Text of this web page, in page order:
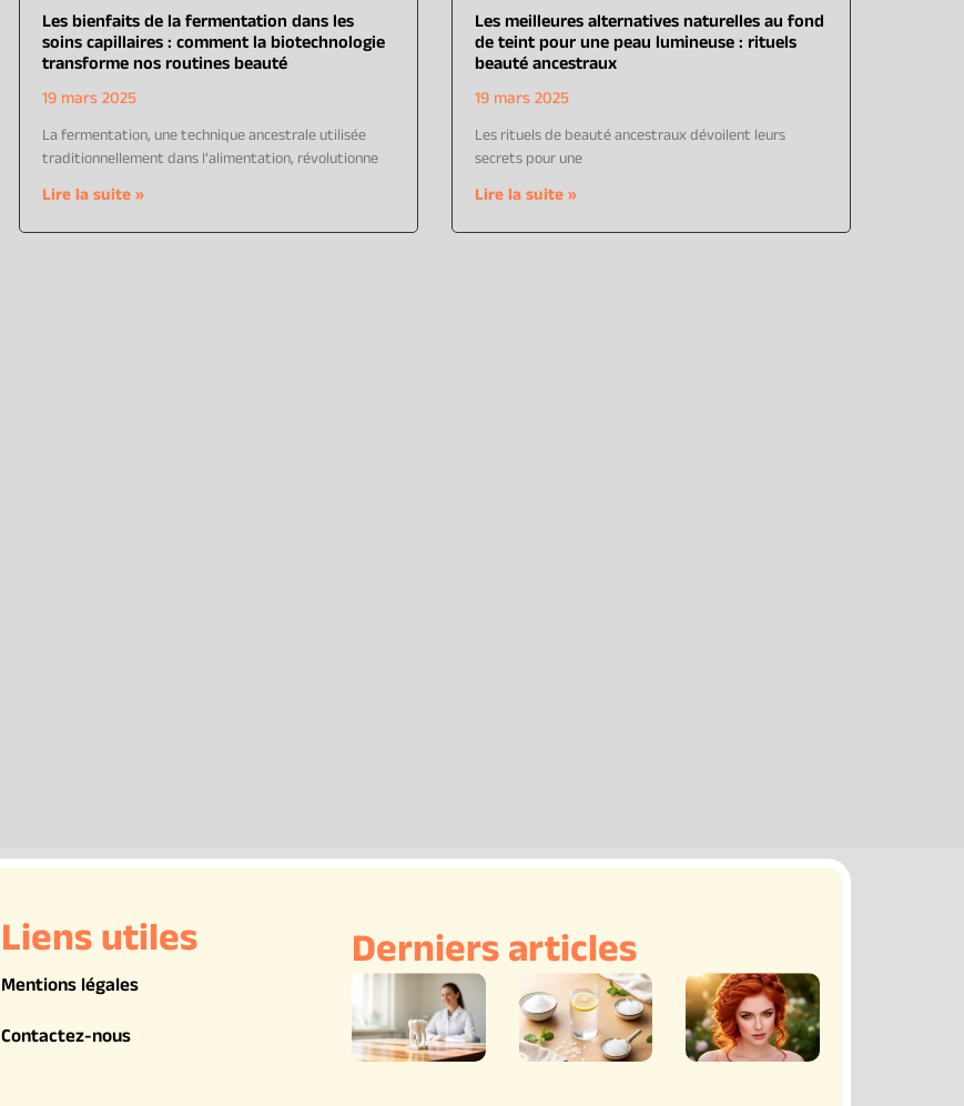
Les bienfaits de la fermentation dans les
soins capillaires : comment la biotechnologie
transforme nos routines beauté
19 mars 2025
La fermentation, une technique ancestrale utilisée
traditionnellement dans l’alimentation, révolutionne
Lire la suite »
Les meilleures alternatives naturelles au fond
de teint pour une peau lumineuse : rituels
beauté ancestraux
19 mars 2025
Les rituels de beauté ancestraux dévoilent leurs
secrets pour une
Lire la suite »
Liens utiles
Mentions légales
Contactez-nous
Derniers articles